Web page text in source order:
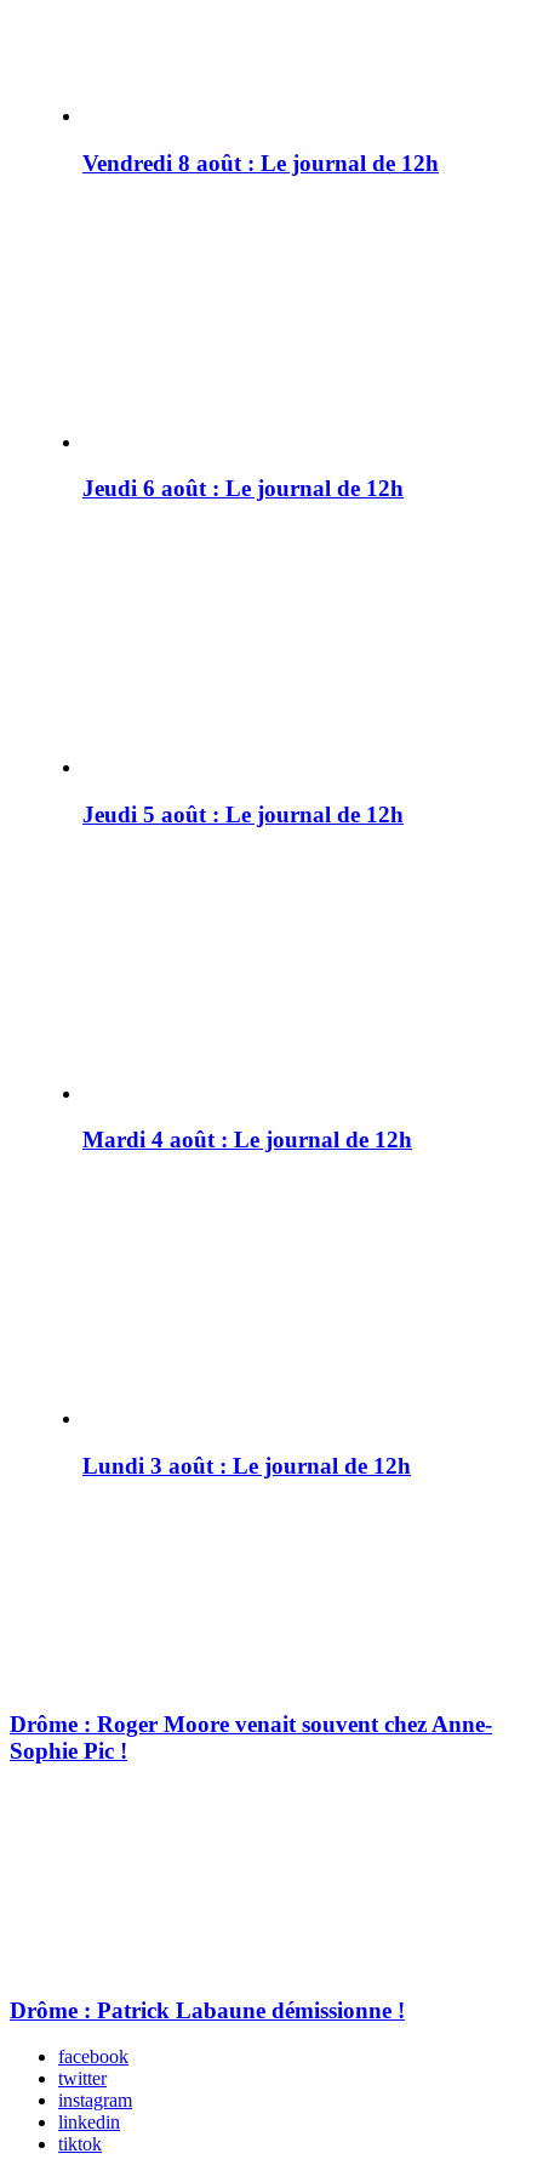
Vendredi 8 août : Le journal de 12h
Jeudi 6 août : Le journal de 12h
Jeudi 5 août : Le journal de 12h
Mardi 4 août : Le journal de 12h
Lundi 3 août : Le journal de 12h
Drôme : Roger Moore venait souvent chez Anne-
Sophie Pic !
Drôme : Patrick Labaune démissionne !
facebook
twitter
instagram
linkedin
tiktok